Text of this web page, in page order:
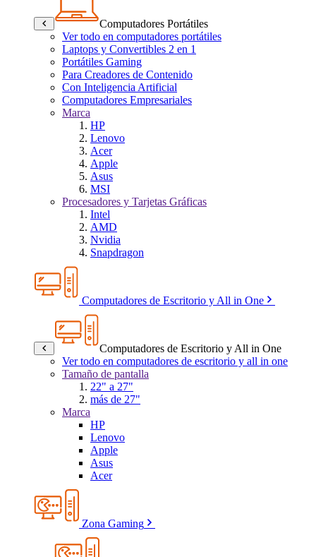
Computadores Portátiles
Ver todo en computadores portátiles
Laptops y Convertibles 2 en 1
Portátiles Gaming
Para Creadores de Contenido
Con Inteligencia Artificial
Computadores Empresariales
Marca
HP
Lenovo
Acer
Apple
Asus
MSI
Procesadores y Tarjetas Gráficas
Intel
AMD
Nvidia
Snapdragon
Computadores de Escritorio y All in One
Computadores de Escritorio y All in One
Ver todo en computadores de escritorio y all in one
Tamaño de pantalla
22" a 27"
más de 27"
Marca
HP
Lenovo
Apple
Asus
Acer
Zona Gaming